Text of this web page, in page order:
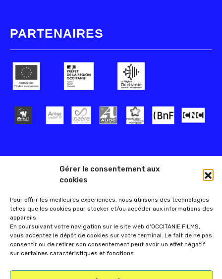
Gérer le consentement aux
cookies
Pour offrir les meilleures expériences, nous utilisons des technologies
telles que les cookies pour stocker et/ou accéder aux informations des
appareils.
En poursuivant votre navigation sur le site web d'OCCITANIE FILMS,
vous acceptez le dépôt de cookies sur votre terminal. Le fait de ne pas
consentir ou de retirer son consentement peut avoir un effet négatif
sur certaines caractéristiques et fonctions.
PARTENAIRES